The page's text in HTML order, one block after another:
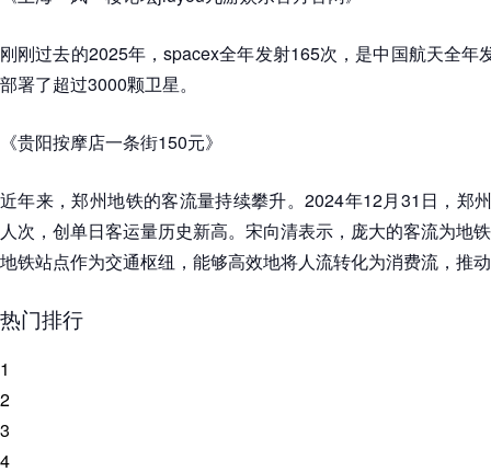
刚刚过去的2025年，spacex全年发射165次，是中国航天全年
部署了超过3000颗卫星。
《贵阳按摩店一条街150元》
近年来，郑州地铁的客流量持续攀升。2024年12月31日，郑
人次，创单日客运量历史新高。宋向清表示，庞大的客流为地
地铁站点作为交通枢纽，能够高效地将人流转化为消费流，推
热门排行
1
2
3
4